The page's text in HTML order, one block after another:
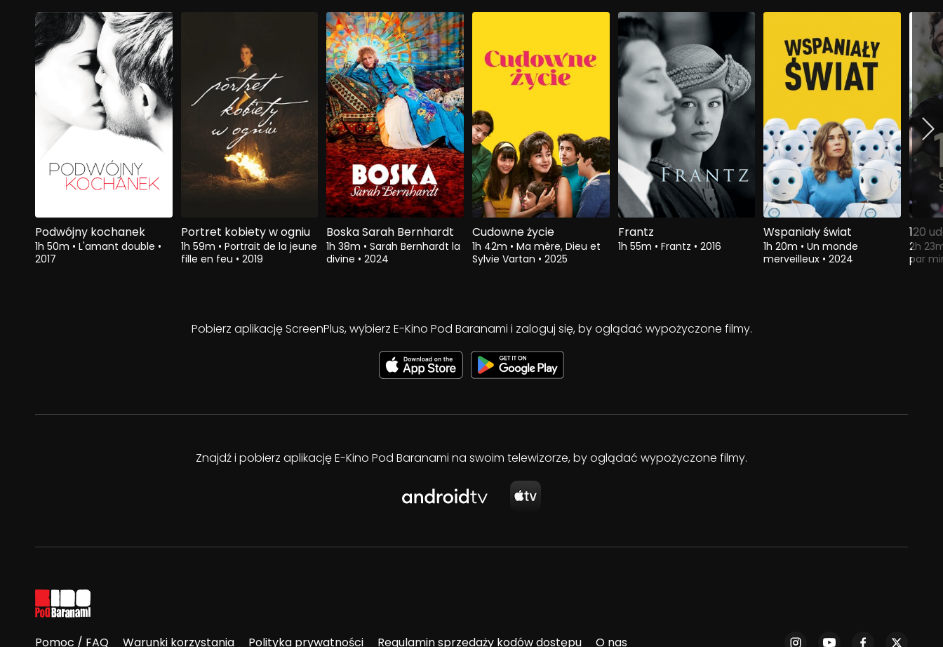
Podwójny kochanek
1h 50m • L'amant double •
2017
Portret kobiety w ogniu
1h 59m • Portrait de la jeune
fille en feu • 2019
Boska Sarah Bernhardt
1h 38m • Sarah Bernhardt la
divine • 2024
Cudowne życie
1h 42m • Ma mère, Dieu et
Sylvie Vartan • 2025
Frantz
1h 55m • Frantz • 2016
Wspaniały świat
1h 20m • Un monde
merveilleux • 2024
120
2h
par
Pobierz aplikację ScreenPlus, wybierz E-Kino Pod Baranami i zaloguj się, by oglądać wypożyczone filmy.
Znajdź i pobierz aplikację E-Kino Pod Baranami na swoim telewizorze, by oglądać wypożyczone filmy.
Pomoc / FAQ Warunki korzystania Polityka prywatności Regulamin sprzedaży kodów dostępu O nas